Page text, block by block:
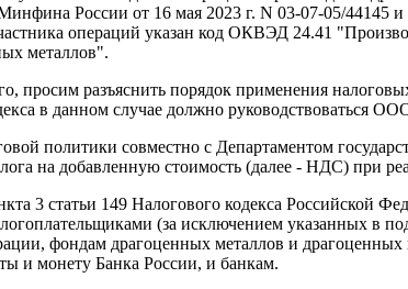
России от 16 мая 2023 г. N 03-07-05/44145
операций указан код ОКВЭД 24.41
металлов".
просим разъяснить порядок применения
в данном случае должно руководствоваться
политики совместно с Департаментом
на добавленную стоимость (далее - НДС) при
3 статьи 149 Налогового кодекса Российской
(за исключением указанных в
фондам драгоценных металлов и
и монету Банка России, и банкам.